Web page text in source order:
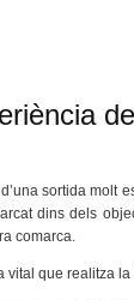
sortida molt
dins dels
comarca.
vital que realitza